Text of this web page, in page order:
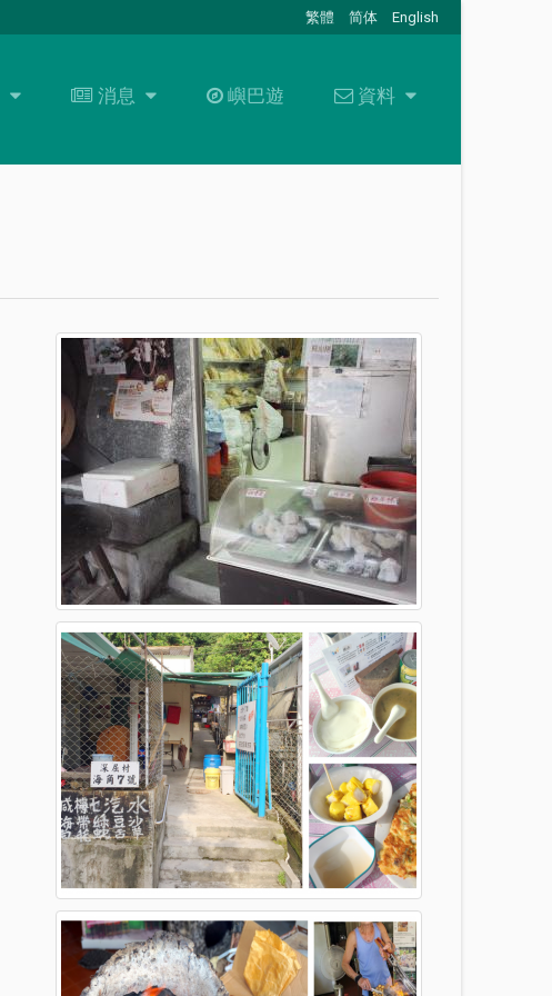
繁體 简体 English
消息
消息 嶼巴遊 資料
資料
常見問題
職位空缺